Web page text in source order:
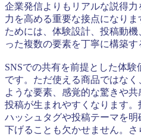
企業発信よりもリアルな説得
力を高める重要な接点になり
ためには、体験設計、投稿動
った複数の要素を丁寧に構築す
SNSでの共有を前提とした体
です。ただ使える商品ではな
ような要素、感覚的な驚きや共
投稿が生まれやすくなります。
ハッシュタグや投稿テーマを
下げることも欠かせません。